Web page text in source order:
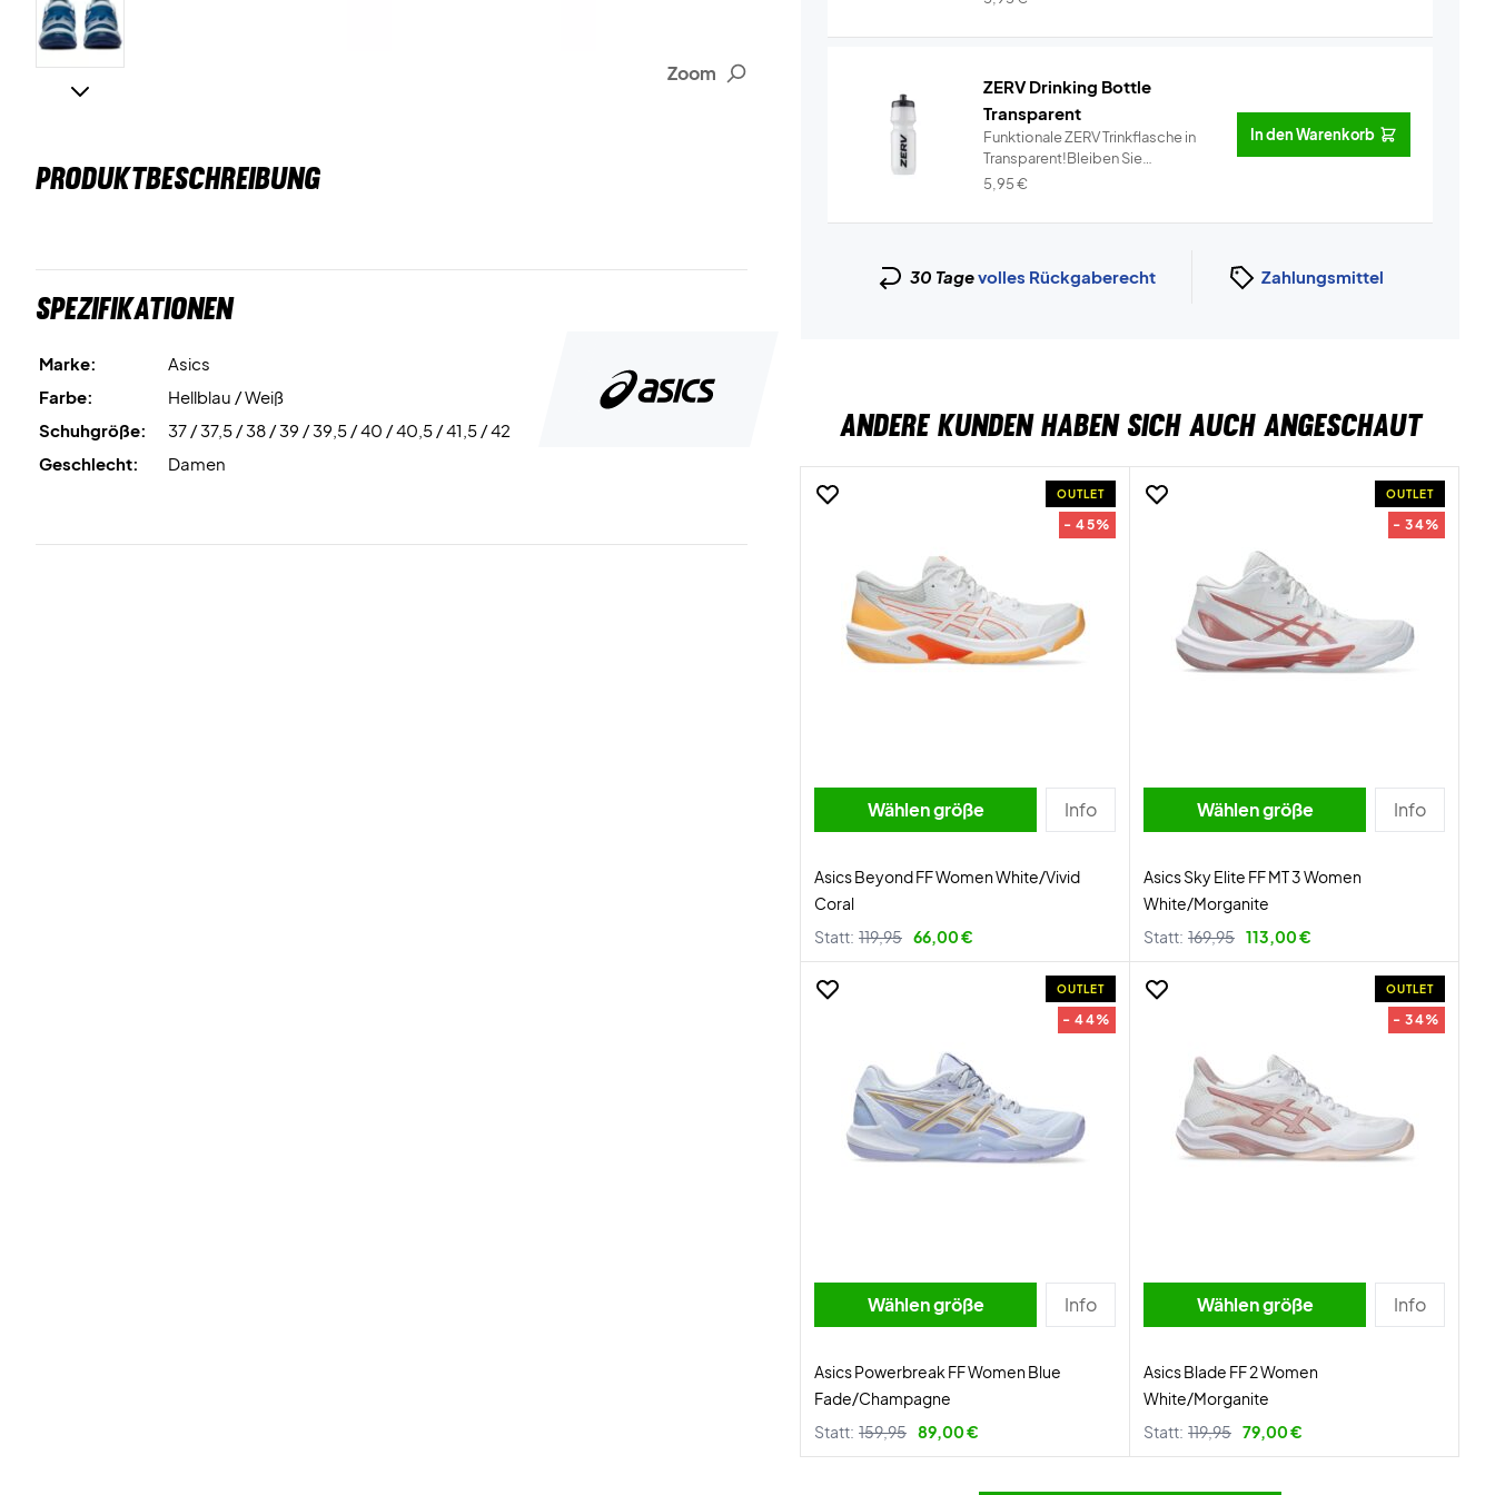
Zoom
PRODUKTBESCHREIBUNG
Spezifikationen
Marke:
Asics
Farbe:
Hellblau / Weiß
Schuhgröße:
37 / 37,5 / 38 / 39 / 39,5 / 40 / 40,5 / 41,5 / 42
Geschlecht:
Damen
ZERV Drinking Bottle
Transparent
Funktionale ZERV Trinkflasche in
Transparent!Bleiben Sie
hydratisi...
5,95€
In den Warenkorb
30 Tagevolles Rückgaberecht Zahlungsmittel
ANDERE KUNDEN HABEN SICH AUCH ANGESCHAUT
OUTLET
- 45%
Wählen größe Info
Asics Beyond FF Women White/Vivid
Coral
Statt: 119,95 66,00 €
OUTLET
- 34%
Wählen größe Info
Asics Sky Elite FF MT 3 Women
White/Morganite
Statt: 169,95 113,00 €
OUTLET
- 44%
Wählen größe Info
Asics Powerbreak FF Women Blue
Fade/Champagne
Statt: 159,95 89,00 €
OUTLET
- 34%
Wählen größe Info
Asics Blade FF 2 Women
White/Morganite
Statt: 119,95 79,00 €